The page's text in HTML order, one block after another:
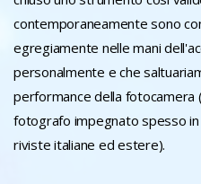
contemporaneamente sono
egregiamente nelle mani
personalmente e che
performance della fotocamera
fotografo impegnato spesso
riviste italiane ed estere).